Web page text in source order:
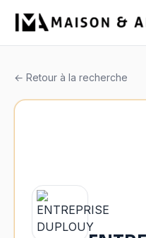
← Retour à la recherche